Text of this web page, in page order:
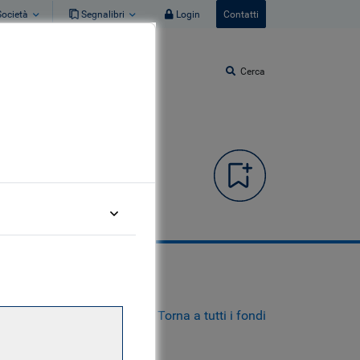
Segnalibri Login Contatti
Cerca
Torna a tutti i fondi